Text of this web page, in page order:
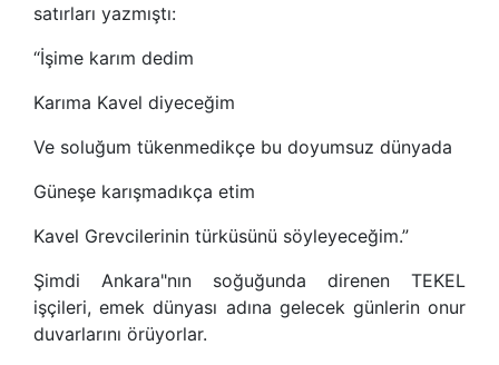
satırları yazmıştı:
“İşime karım dedim
Karıma Kavel diyeceğim
Ve soluğum tükenmedikçe bu doyumsuz dünyada
Güneşe karışmadıkça etim
Kavel Grevcilerinin türküsünü söyleyeceğim.”
Şimdi Ankara"nın soğuğunda direnen TEKEL
işçileri, emek dünyası adına gelecek günlerin onur
duvarlarını örüyorlar.